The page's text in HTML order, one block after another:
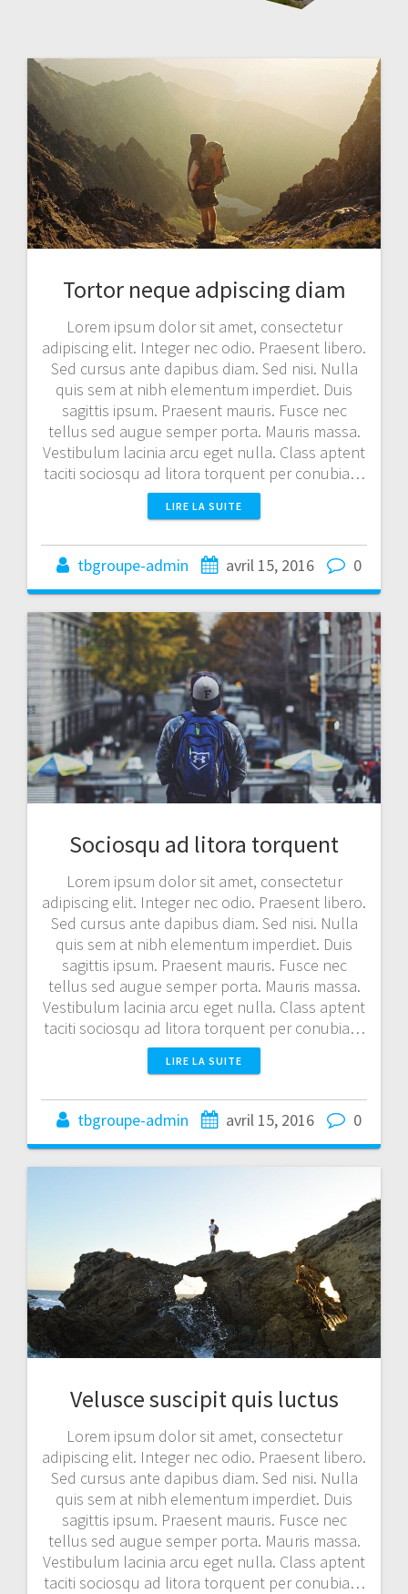
Tortor neque adpiscing diam
Lorem ipsum dolor sit amet, consectetur
adipiscing elit. Integer nec odio. Praesent libero.
Sed cursus ante dapibus diam. Sed nisi. Nulla
quis sem at nibh elementum imperdiet. Duis
sagittis ipsum. Praesent mauris. Fusce nec
tellus sed augue semper porta. Mauris massa.
Vestibulum lacinia arcu eget nulla. Class aptent
taciti sociosqu ad litora torquent per conubia…
LIRE LA SUITE
tbgroupe-admin avril 15, 2016 0
Sociosqu ad litora torquent
Lorem ipsum dolor sit amet, consectetur
adipiscing elit. Integer nec odio. Praesent libero.
Sed cursus ante dapibus diam. Sed nisi. Nulla
quis sem at nibh elementum imperdiet. Duis
sagittis ipsum. Praesent mauris. Fusce nec
tellus sed augue semper porta. Mauris massa.
Vestibulum lacinia arcu eget nulla. Class aptent
taciti sociosqu ad litora torquent per conubia…
LIRE LA SUITE
tbgroupe-admin avril 15, 2016 0
Velusce suscipit quis luctus
Lorem ipsum dolor sit amet, consectetur
adipiscing elit. Integer nec odio. Praesent libero.
Sed cursus ante dapibus diam. Sed nisi. Nulla
quis sem at nibh elementum imperdiet. Duis
sagittis ipsum. Praesent mauris. Fusce nec
tellus sed augue semper porta. Mauris massa.
Vestibulum lacinia arcu eget nulla. Class aptent
taciti sociosqu ad litora torquent per conubia…